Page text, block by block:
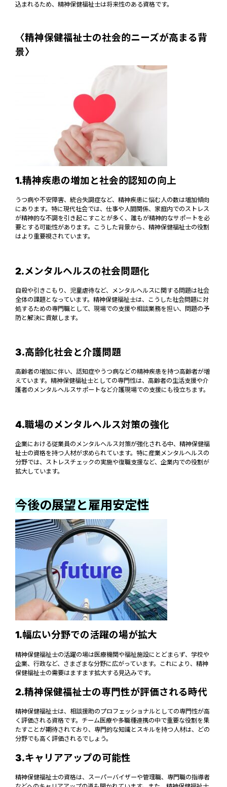
込まれるため、精神保健福祉士は将来性のある資格です。
〈精神保健福祉士の社会的ニーズが高まる背
景〉
1.精神疾患の増加と社会的認知の向上
うつ病や不安障害、統合失調症など、精神疾患に悩む人の数は増加傾向
にあります。特に現代社会では、仕事や人間関係、家庭内でのストレス
が精神的な不調を引き起こすことが多く、誰もが精神的なサポートを必
要とする可能性があります。こうした背景から、精神保健福祉士の役割
はより重要視されています。
2.メンタルヘルスの社会問題化
自殺や引きこもり、児童虐待など、メンタルヘルスに関する問題は社会
全体の課題となっています。精神保健福祉士は、こうした社会問題に対
処するための専門職として、現場での支援や相談業務を担い、問題の予
防と解決に貢献します。
3.高齢化社会と介護問題
高齢者の増加に伴い、認知症やうつ病などの精神疾患を持つ高齢者が増
えています。精神保健福祉士としての専門性は、高齢者の生活支援や介
護者のメンタルヘルスサポートなど介護現場での支援にも役立ちます。
4.職場のメンタルヘルス対策の強化
企業における従業員のメンタルヘルス対策が強化される中、精神保健福
祉士の資格を持つ人材が求められています。特に産業メンタルヘルスの
分野では、ストレスチェックの実施や復職支援など、企業内での役割が
拡大しています。
今後の展望と雇用安定性
1.幅広い分野での活躍の場が拡大
精神保健福祉士の活躍の場は医療機関や福祉施設にとどまらず、学校や
企業、行政など、さまざまな分野に広がっています。これにより、精神
保健福祉士の需要はますます拡大する見込みです。
2.精神保健福祉士の専門性が評価される時代
精神保健福祉士は、相談援助のプロフェッショナルとしての専門性が高
く評価される資格です。チーム医療や多職種連携の中で重要な役割を果
たすことが期待されており、専門的な知識とスキルを持つ人材は、どの
分野でも高く評価されるでしょう。
3.キャリアアップの可能性
精神保健福祉士の資格は、スーパーバイザーや管理職、専門職の指導者